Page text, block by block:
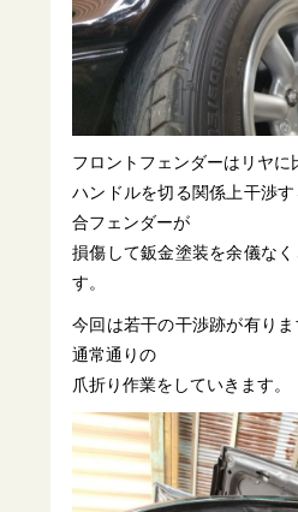
フロントフェンダーはリヤ
ハンドルを切る関係上干渉
合フェンダーが
損傷して鈑金塗装を余儀な
す。
今回は若干の干渉跡が有り
通常通りの
爪折り作業をしていきます。